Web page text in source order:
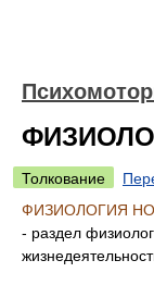
Толкование
ФИЗИОЛОГИЯ
- раздел